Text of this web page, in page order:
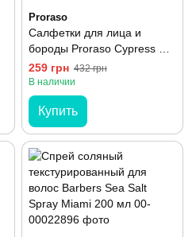
Proraso
Салфетки для лица и
бороды Proraso Cypress &
Vetyver Refreshing Tissues 6
шт
259 грн 432 грн
В наличии
Купить